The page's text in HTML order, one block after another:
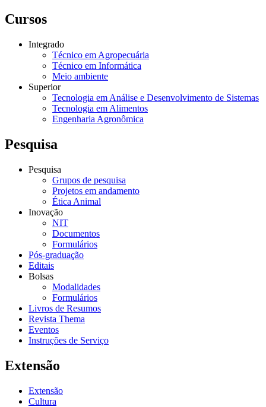
Cursos
Integrado
Técnico em Agropecuária
Técnico em Informática
Meio ambiente
Superior
Tecnologia em Análise e Desenvolvimento de Sistemas
Tecnologia em Alimentos
Engenharia Agronômica
Pesquisa
Pesquisa
Grupos de pesquisa
Projetos em andamento
Ética Animal
Inovação
NIT
Documentos
Formulários
Pós-graduação
Editais
Bolsas
Modalidades
Formulários
Livros de Resumos
Revista Thema
Eventos
Instruções de Serviço
Extensão
Extensão
Cultura